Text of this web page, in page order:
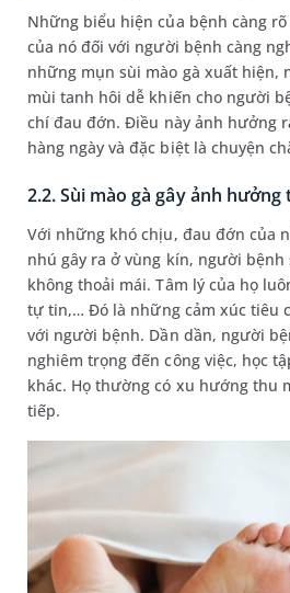
Những biểu hiện của bệnh càng
của nó đối với người bệnh càng
những mụn sùi mào gà xuất hiện,
mùi tanh hôi dễ khiến cho người
chí đau đớn. Điều này ảnh hưởng
hàng ngày và đặc biệt là chuyện
2.2. Sùi mào gà gây ảnh hưởng
Với những khó chịu, đau đớn của
nhú gây ra ở vùng kín, người bệnh
không thoải mái. Tâm lý của họ
tự tin,… Đó là những cảm xúc tiêu
với người bệnh. Dần dần, người
nghiêm trọng đến công việc, học
khác. Họ thường có xu hướng thu
tiếp.